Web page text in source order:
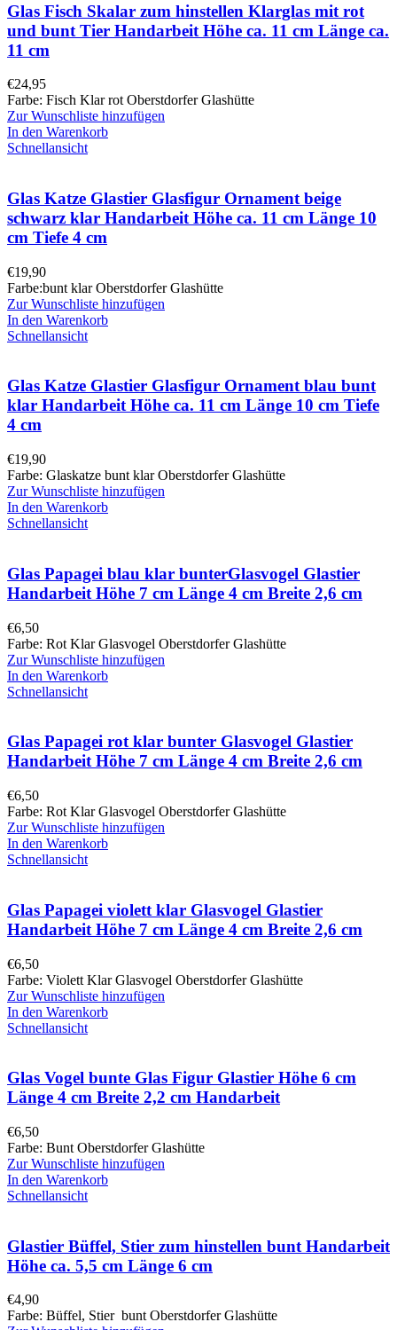
Glas Fisch Skalar zum hinstellen Klarglas mit rot
und bunt Tier Handarbeit Höhe ca. 11 cm Länge ca.
11 cm
€24,95
Farbe: Fisch Klar rot Oberstdorfer Glashütte
Zur Wunschliste hinzufügen
In den Warenkorb
Schnellansicht
Glas Katze Glastier Glasfigur Ornament beige
schwarz klar Handarbeit Höhe ca. 11 cm Länge 10
cm Tiefe 4 cm
€19,90
Farbe:bunt klar Oberstdorfer Glashütte
Zur Wunschliste hinzufügen
In den Warenkorb
Schnellansicht
Glas Katze Glastier Glasfigur Ornament blau bunt
klar Handarbeit Höhe ca. 11 cm Länge 10 cm Tiefe
4 cm
€19,90
Farbe: Glaskatze bunt klar Oberstdorfer Glashütte
Zur Wunschliste hinzufügen
In den Warenkorb
Schnellansicht
Glas Papagei blau klar bunterGlasvogel Glastier
Handarbeit Höhe 7 cm Länge 4 cm Breite 2,6 cm
€6,50
Farbe: Rot Klar Glasvogel Oberstdorfer Glashütte
Zur Wunschliste hinzufügen
In den Warenkorb
Schnellansicht
Glas Papagei rot klar bunter Glasvogel Glastier
Handarbeit Höhe 7 cm Länge 4 cm Breite 2,6 cm
€6,50
Farbe: Rot Klar Glasvogel Oberstdorfer Glashütte
Zur Wunschliste hinzufügen
In den Warenkorb
Schnellansicht
Glas Papagei violett klar Glasvogel Glastier
Handarbeit Höhe 7 cm Länge 4 cm Breite 2,6 cm
€6,50
Farbe: Violett Klar Glasvogel Oberstdorfer Glashütte
Zur Wunschliste hinzufügen
In den Warenkorb
Schnellansicht
Glas Vogel bunte Glas Figur Glastier Höhe 6 cm
Länge 4 cm Breite 2,2 cm Handarbeit
€6,50
Farbe: Bunt Oberstdorfer Glashütte
Zur Wunschliste hinzufügen
In den Warenkorb
Schnellansicht
Glastier Büffel, Stier zum hinstellen bunt Handarbeit
Höhe ca. 5,5 cm Länge 6 cm
€4,90
Farbe: Büffel, Stier bunt Oberstdorfer Glashütte